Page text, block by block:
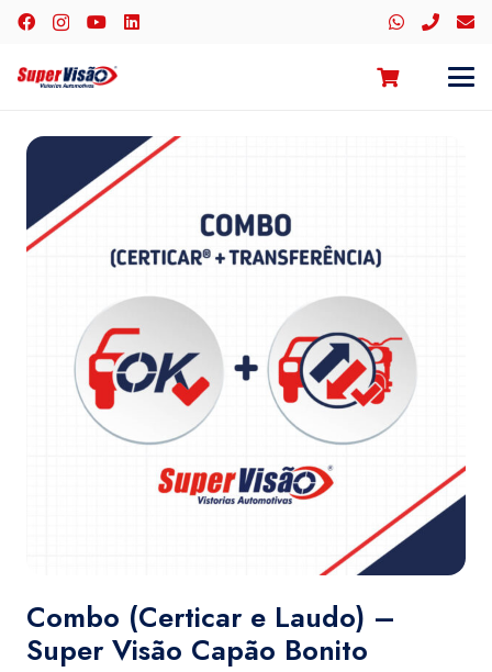
Combo (Certicar e Laudo) –
Super Visão Capão Bonito